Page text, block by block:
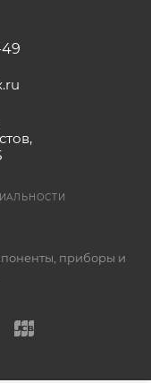
49
приборы и